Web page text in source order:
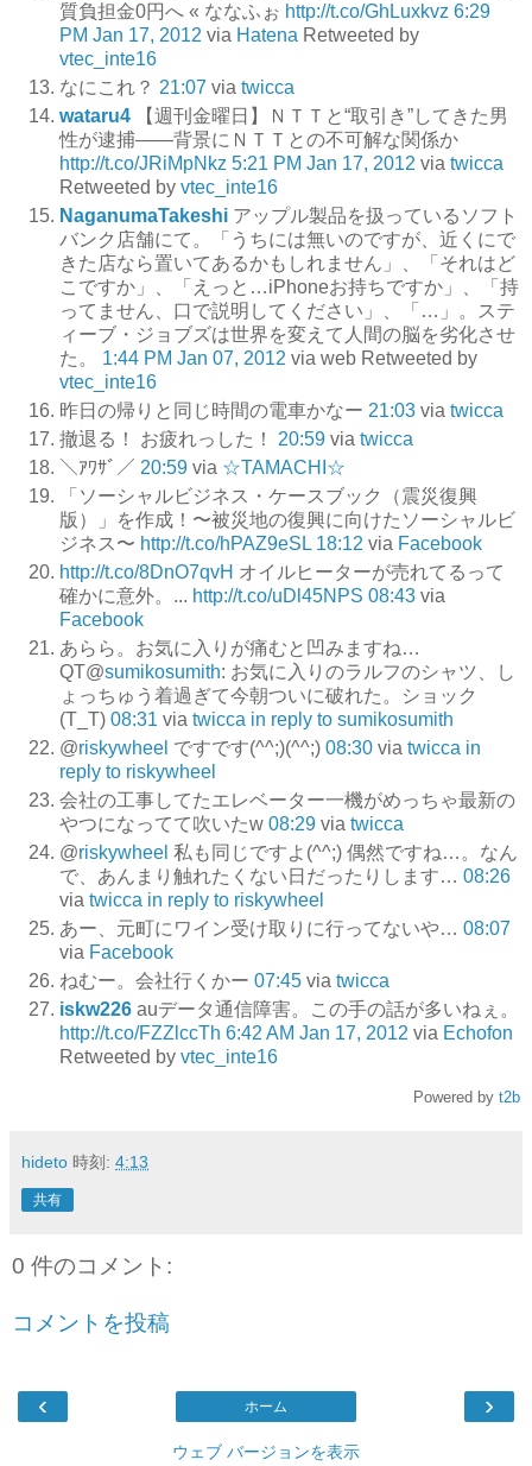
質負担金0円へ « ななふぉ http://t.co/GhLuxkvz 6:29
PM Jan 17, 2012 via Hatena Retweeted by
vtec_inte16
なにこれ？ 21:07 via twicca
wataru4
【週刊金曜日】ＮＴＴと“取引き”してきた男
性が逮捕――背景にＮＴＴとの不可解な関係か
http://t.co/JRiMpNkz 5:21 PM Jan 17, 2012 via twicca
Retweeted by vtec_inte16
NaganumaTakeshi アップル製品を扱っているソフト
バンク店舗にて。「うちには無いのですが、近くにで
きた店なら置いてあるかもしれません」、「それはど
こですか」、「えっと…iPhoneお持ちですか」、「持
ってません、口で説明してください」、「…」。ステ
ィーブ・ジョブズは世界を変えて人間の脳を劣化させ
た。
1:44 PM Jan 07, 2012 via web Retweeted by
vtec_inte16
昨日の帰りと同じ時間の電車かなー 21:03 via twicca
撤退る！ お疲れっした！
20:59 via twicca
＼ｱﾜｻﾞ／ 20:59 via ☆TAMACHI☆
「ソーシャルビジネス・ケースブック（震災復興
版）」を作成！〜被災地の復興に向けたソーシャルビ
ジネス〜 http://t.co/hPAZ9eSL 18:12 via Facebook
http://t.co/8DnO7qvH オイルヒーターが売れてるって
確かに意外。... http://t.co/uDl45NPS 08:43 via
Facebook
あらら。お気に入りが痛むと凹みますね…
QT@sumikosumith: お気に入りのラルフのシャツ、し
ょっちゅう着過ぎて今朝ついに破れた。ショック
(T_T) 08:31 via twicca in reply to sumikosumith
@riskywheel ですです(^^;)(^^;) 08:30 via twicca in
reply to riskywheel
会社の工事してたエレベーター一機がめっちゃ最新の
やつになってて吹いたw 08:29 via twicca
@riskywheel 私も同じですよ(^^;) 偶然ですね…。なん
で、あんまり触れたくない日だったりします… 08:26
via twicca in reply to riskywheel
あー、元町にワイン受け取りに行ってないや… 08:07
via Facebook
ねむー。会社行くかー 07:45 via twicca
iskw226 auデータ通信障害。この手の話が多いねぇ。
http://t.co/FZZlccTh 6:42 AM Jan 17, 2012 via Echofon
Retweeted by vtec_inte16
Powered by t2b
hideto 時刻: 4:13
共有
0 件のコメント:
コメントを投稿
‹ ›
ホーム
ウェブ バージョンを表示